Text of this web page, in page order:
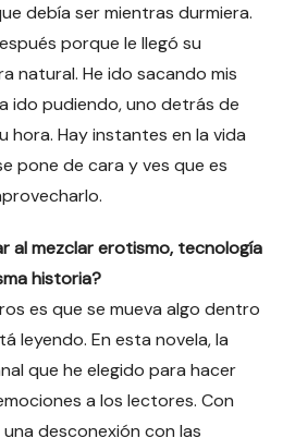
debía ser mientras durmiera.
porque le llegó su
natural. He ido sacando mis
ido pudiendo, uno detrás de
hora. Hay instantes en la vida
pone de cara y ves que es
al mezclar erotismo, tecnología
historia?
es que se mueva algo dentro
leyendo. En esta novela, la
que he elegido para hacer
a los lectores. Con
desconexión con las